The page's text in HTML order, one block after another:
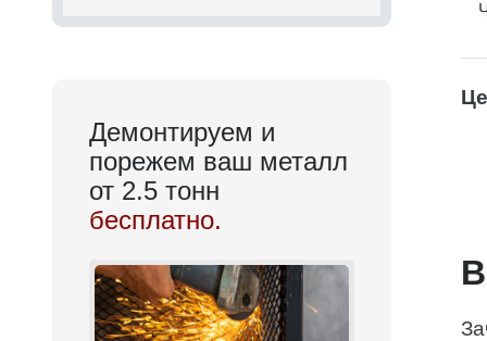
Демонтируем и
порежем ваш металл
от 2.5 тонн
бесплатно.